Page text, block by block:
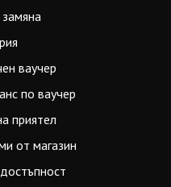
ваучер
по ваучер
приятел
от магазин